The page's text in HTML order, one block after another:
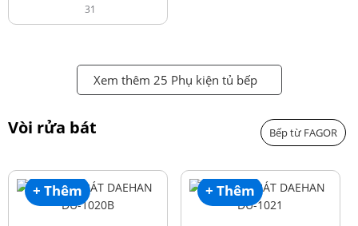
31
Xem thêm 25 Phụ kiện tủ bếp
Vòi rửa bát Bếp từ FAGOR
+ Thêm + Thêm